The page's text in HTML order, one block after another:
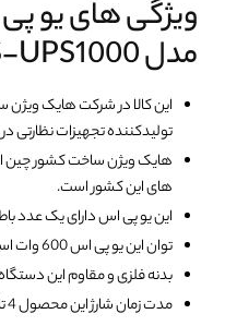
ویژگی های یو
مدل DS-UPS1000
این کالا در شرکت هایک
تولیدکننده تجهیزات نظارتی
هایک ویژن ساخت کشور چین
های این کشور است.
این یو پی اس دارای یک عدد باطری 12 ولت 9
توان این یو پی اس 600 وات است.
بدنه فلزی و مقاوم این
مدت زمان شارژ این محصول 4 تا 6 ساعت است